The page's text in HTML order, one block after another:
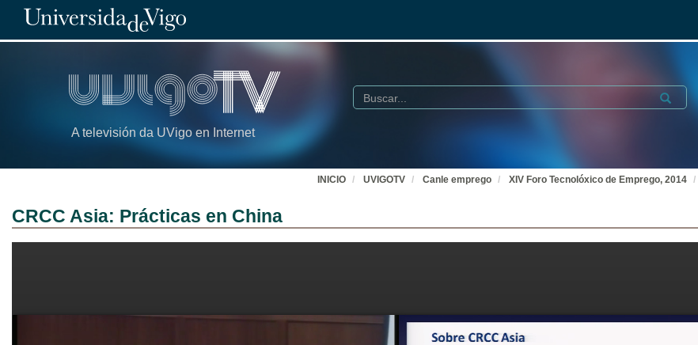
A televisión da UVigo en Internet
Buscar Submit
INICIO UVIGOTV Canle emprego XIV Foro Tecnolóxico de Emprego, 2014
CRCC Asia: Prácticas en China